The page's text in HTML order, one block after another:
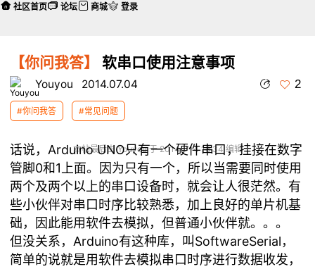
【你问我答】 软串口使用注意事项
Youyou 2014.07.04 2
#你问我答 #常见问题
本帖最后由 Youyou 于 2014-7-4 18:34 编辑
话说，Arduino UNO只有一个硬件串口，挂接在数字
管脚0和1上面。因为只有一个，所以当需要同时使用
两个及两个以上的串口设备时，就会让人很茫然。有
些小伙伴对串口时序比较熟悉，加上良好的单片机基
础，因此能用软件去模拟，但普通小伙伴就。。。
但没关系，Arduino有这种库，叫SoftwareSerial，
简单的说就是用软件去模拟串口时序进行数据收发，
社区首页 论坛 商城 登录